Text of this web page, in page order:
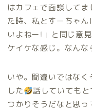
はカフェで面談して
た時、私とすーちゃ
いよねー!」と同じ意
ケイケな感じ。なんな
いや。間違いではな
した
話していても
つかりそうだなと思っ